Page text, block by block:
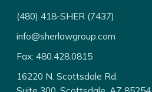
(480) 418-SHER (7437)
info@sherlawgroup.com
Fax: 480.428.0815
16220 N. Scottsdale Rd.